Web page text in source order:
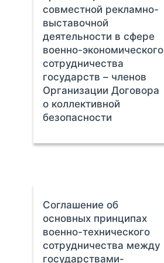
совместной рекламно-
выставочной
деятельности в сфере
военно-экономического
сотрудничества
государств – членов
Организации Договора
о коллективной
безопасности
Соглашение об
основных принципах
военно-технического
сотрудничества между
государствами-